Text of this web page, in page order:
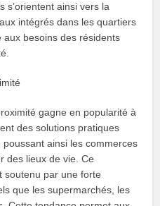
s’orientent ainsi vers la
intégrés dans les quartiers
besoins des résidents
gagne en popularité à
des solutions pratiques
ainsi les commerces
des lieux de vie. Ce
soutenu par une forte
que les supermarchés, les